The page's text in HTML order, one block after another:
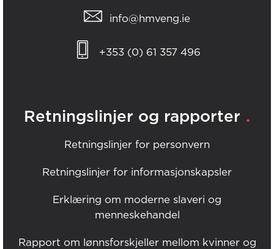
info@hmveng.ie
+353 (0) 61 357 496
Retningslinjer og rapporter .
Retningslinjer for personvern
Retningslinjer for informasjonskapsler
Erklæring om moderne slaveri og
menneskehandel
Rapport om lønnsforskjeller mellom kvinner og